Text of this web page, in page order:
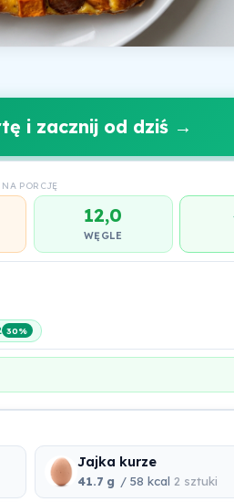
i zacznij od dziś →
NA PORCJĘ
12,0
WĘGLE
30%
Jajka kurze
41.7 g / 58 kcal2 sztuki